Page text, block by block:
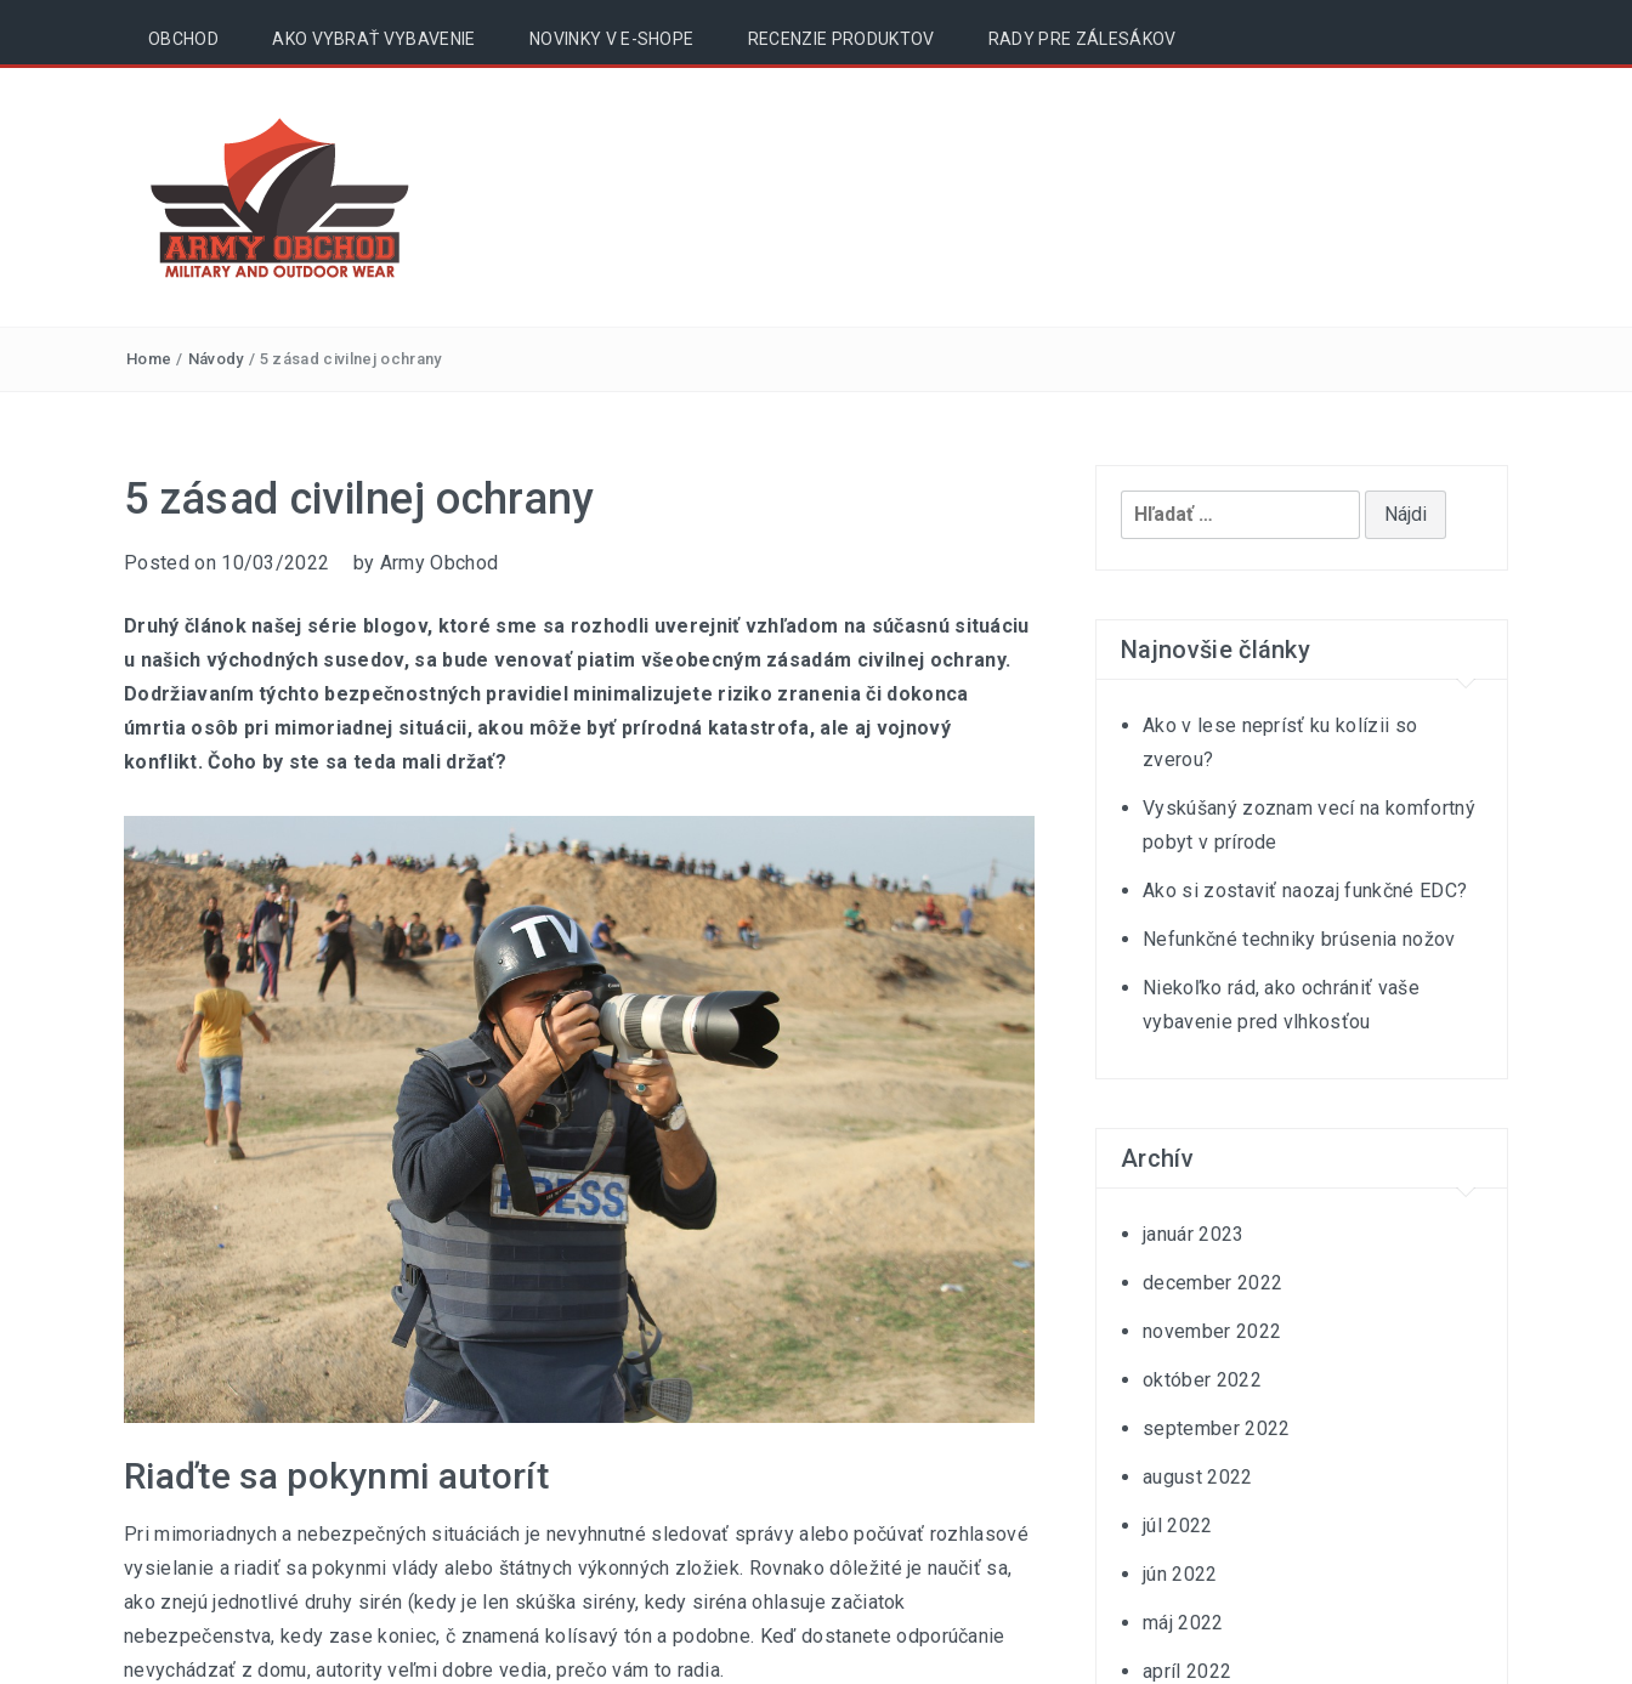
OBCHOD AKO VYBRAŤ VYBAVENIE NOVINKY V E-SHOPE RECENZIE PRODUKTOV RADY PRE ZÁLESÁKOV
army – blog |
Home / Návody / 5 zásad civilnej ochrany
5 zásad civilnej ochrany
Posted on 10/03/2022 by Army Obchod
Druhý článok našej série blogov, ktoré sme sa rozhodli uverejniť vzhľadom na súčasnú situáciu
u našich východných susedov, sa bude venovať piatim všeobecným zásadám civilnej ochrany.
Dodržiavaním týchto bezpečnostných pravidiel minimalizujete riziko zranenia či dokonca
úmrtia osôb pri mimoriadnej situácii, akou môže byť prírodná katastrofa, ale aj vojnový
konflikt. Čoho by ste sa teda mali držať?
Riaďte sa pokynmi autorít
Pri mimoriadnych a nebezpečných situáciách je nevyhnutné sledovať správy alebo počúvať rozhlasové
vysielanie a riadiť sa pokynmi vlády alebo štátnych výkonných zložiek. Rovnako dôležité je naučiť sa,
ako znejú jednotlivé druhy sirén (kedy je len skúška sirény, kedy siréna ohlasuje začiatok
nebezpečenstva, kedy zase koniec, č znamená kolísavý tón a podobne. Keď dostanete odporúčanie
nevychádzať z domu, autority veľmi dobre vedia, prečo vám to radia.
Hľadať:
Najnovšie články
Ako v lese neprísť ku kolízii so
zverou?
Vyskúšaný zoznam vecí na komfortný
pobyt v prírode
Ako si zostaviť naozaj funkčné EDC?
Nefunkčné techniky brúsenia nožov
Niekoľko rád, ako ochrániť vaše
vybavenie pred vlhkosťou
Archív
január 2023
december 2022
november 2022
október 2022
september 2022
august 2022
júl 2022
jún 2022
máj 2022
apríl 2022